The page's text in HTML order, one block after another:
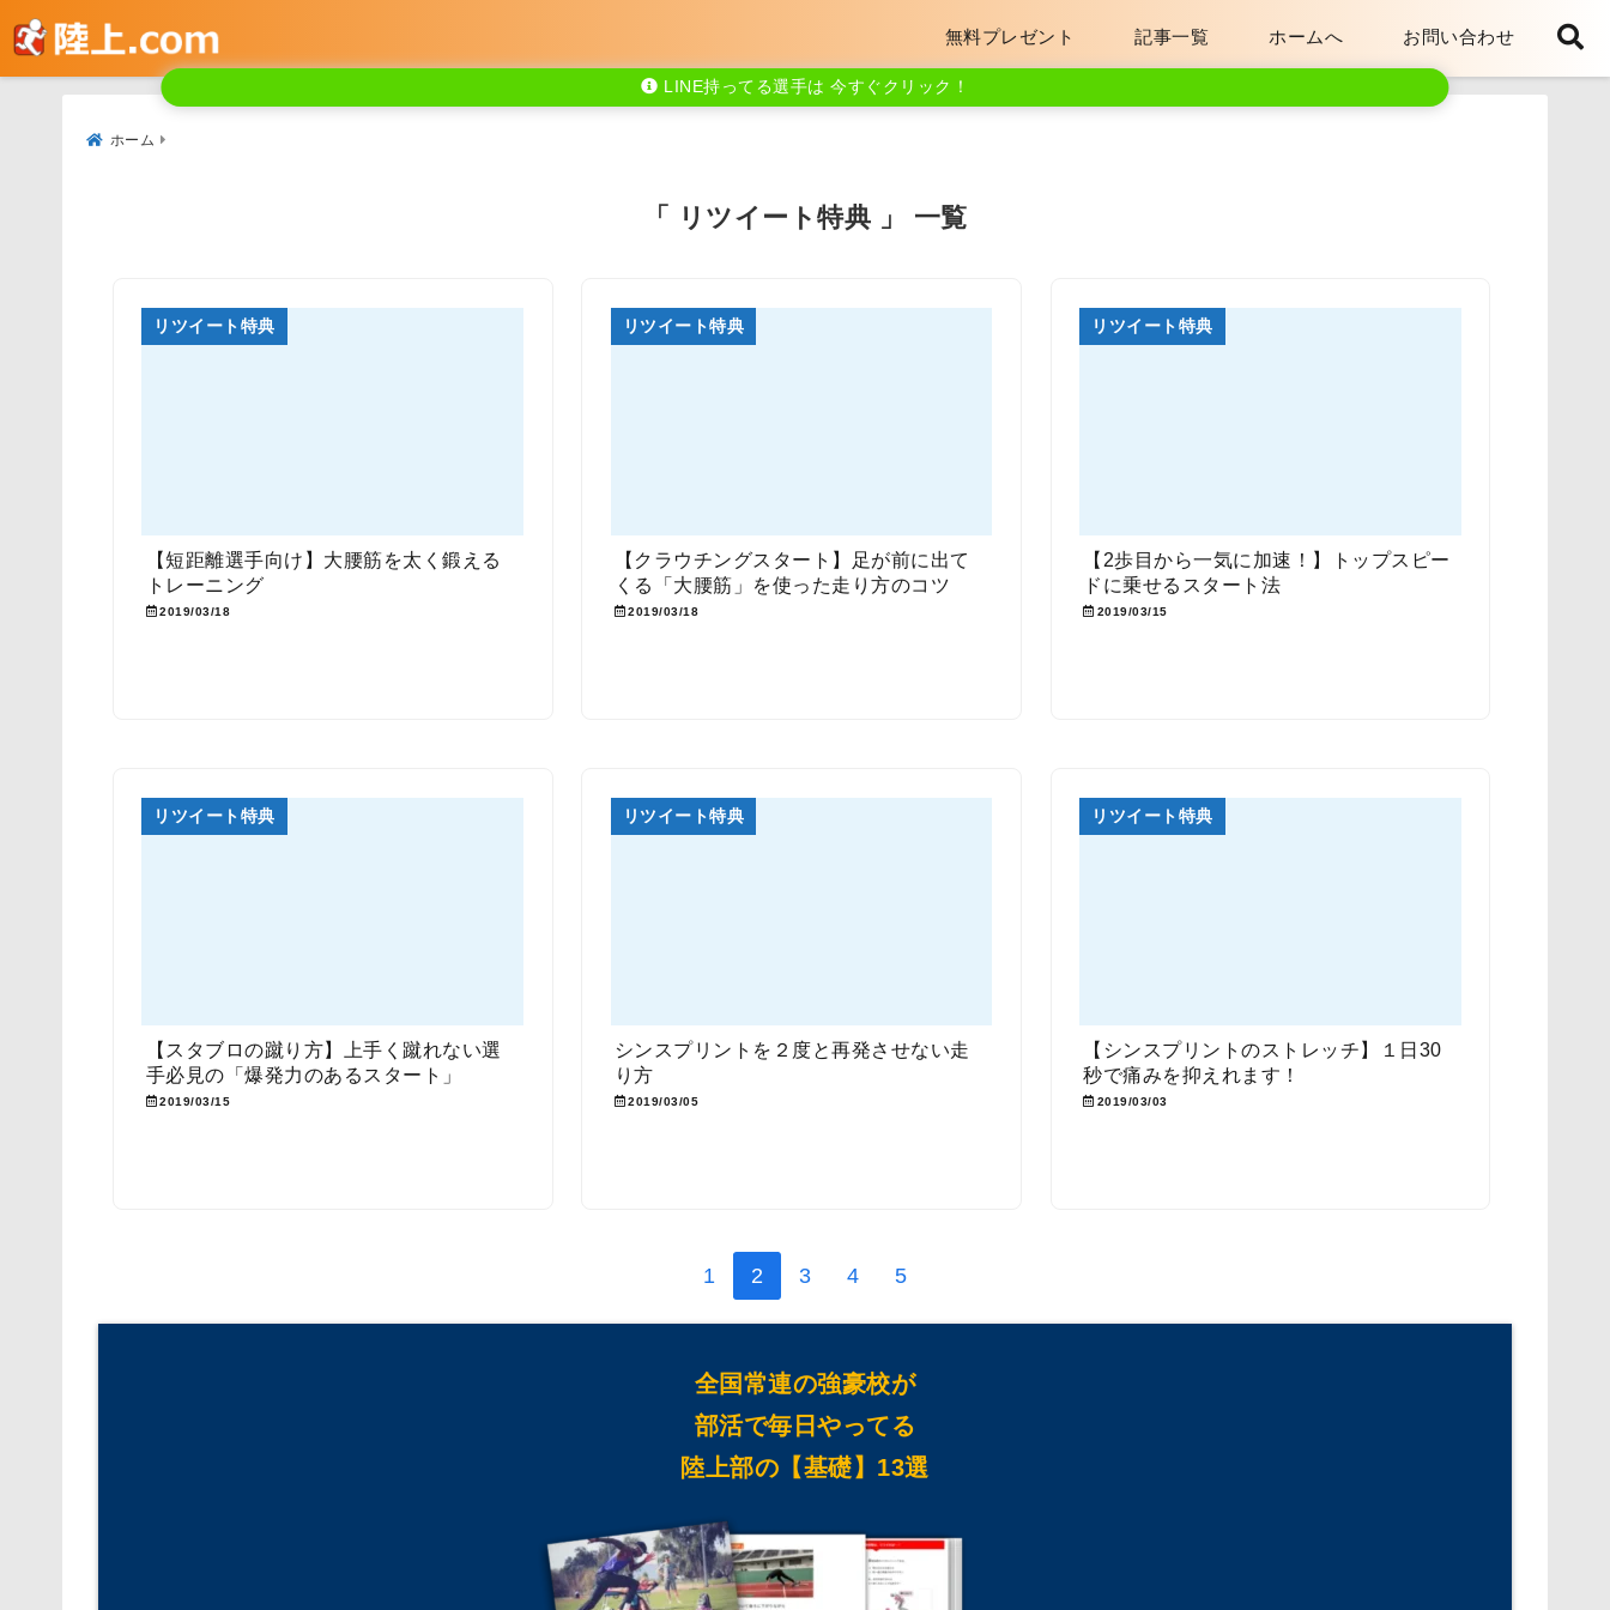
無料プレゼント 記事一覧 ホームへ お問い合わせ
LINE持ってる選手は 今すぐクリック！
ホーム
「 リツイート特典 」 一覧
リツイート特典
【短距離選手向け】大腰筋を太く鍛える
トレーニング
2019/03/18
リツイート特典
【クラウチングスタート】足が前に出て
くる「大腰筋」を使った走り方のコツ
2019/03/18
リツイート特典
【2歩目から一気に加速！】トップスピー
ドに乗せるスタート法
2019/03/15
リツイート特典
【スタブロの蹴り方】上手く蹴れない選
手必見の「爆発力のあるスタート」
2019/03/15
リツイート特典
シンスプリントを２度と再発させない走
り方
2019/03/05
リツイート特典
【シンスプリントのストレッチ】１日30
秒で痛みを抑えれます！
2019/03/03
1 2 3 4 5
全国常連の強豪校が
部活で毎日やってる
陸上部の【基礎】13選